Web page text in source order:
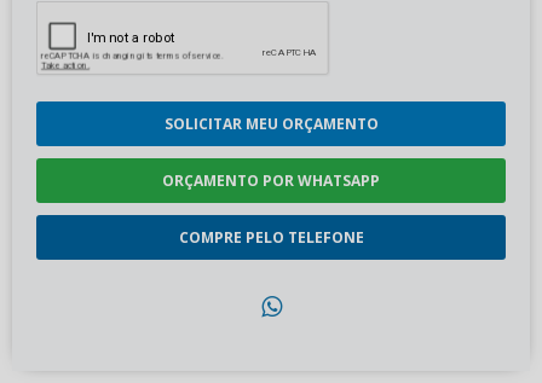
SOLICITAR MEU ORÇAMENTO
ORÇAMENTO POR WHATSAPP
COMPRE PELO TELEFONE